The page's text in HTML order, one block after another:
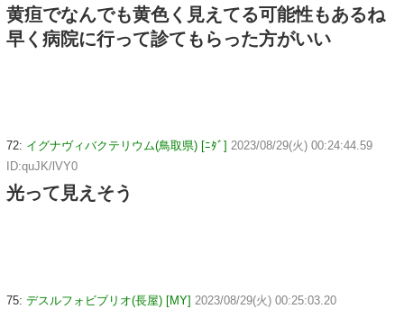
黄疸でなんでも黄色く見えてる可能性もあるね
早く病院に行って診てもらった方がいい
72: イグナヴィバクテリウム(鳥取県) [ﾆﾀﾞ] 2023/08/29(火) 00:24:44.59
ID:quJK/lVY0
光って見えそう
75: デスルフォビブリオ(長屋) [MY] 2023/08/29(火) 00:25:03.20